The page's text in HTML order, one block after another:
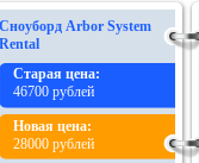
Сноуборд Arbor System
Rental
Старая цена:
46700 рублей
Новая цена:
28000 рублей